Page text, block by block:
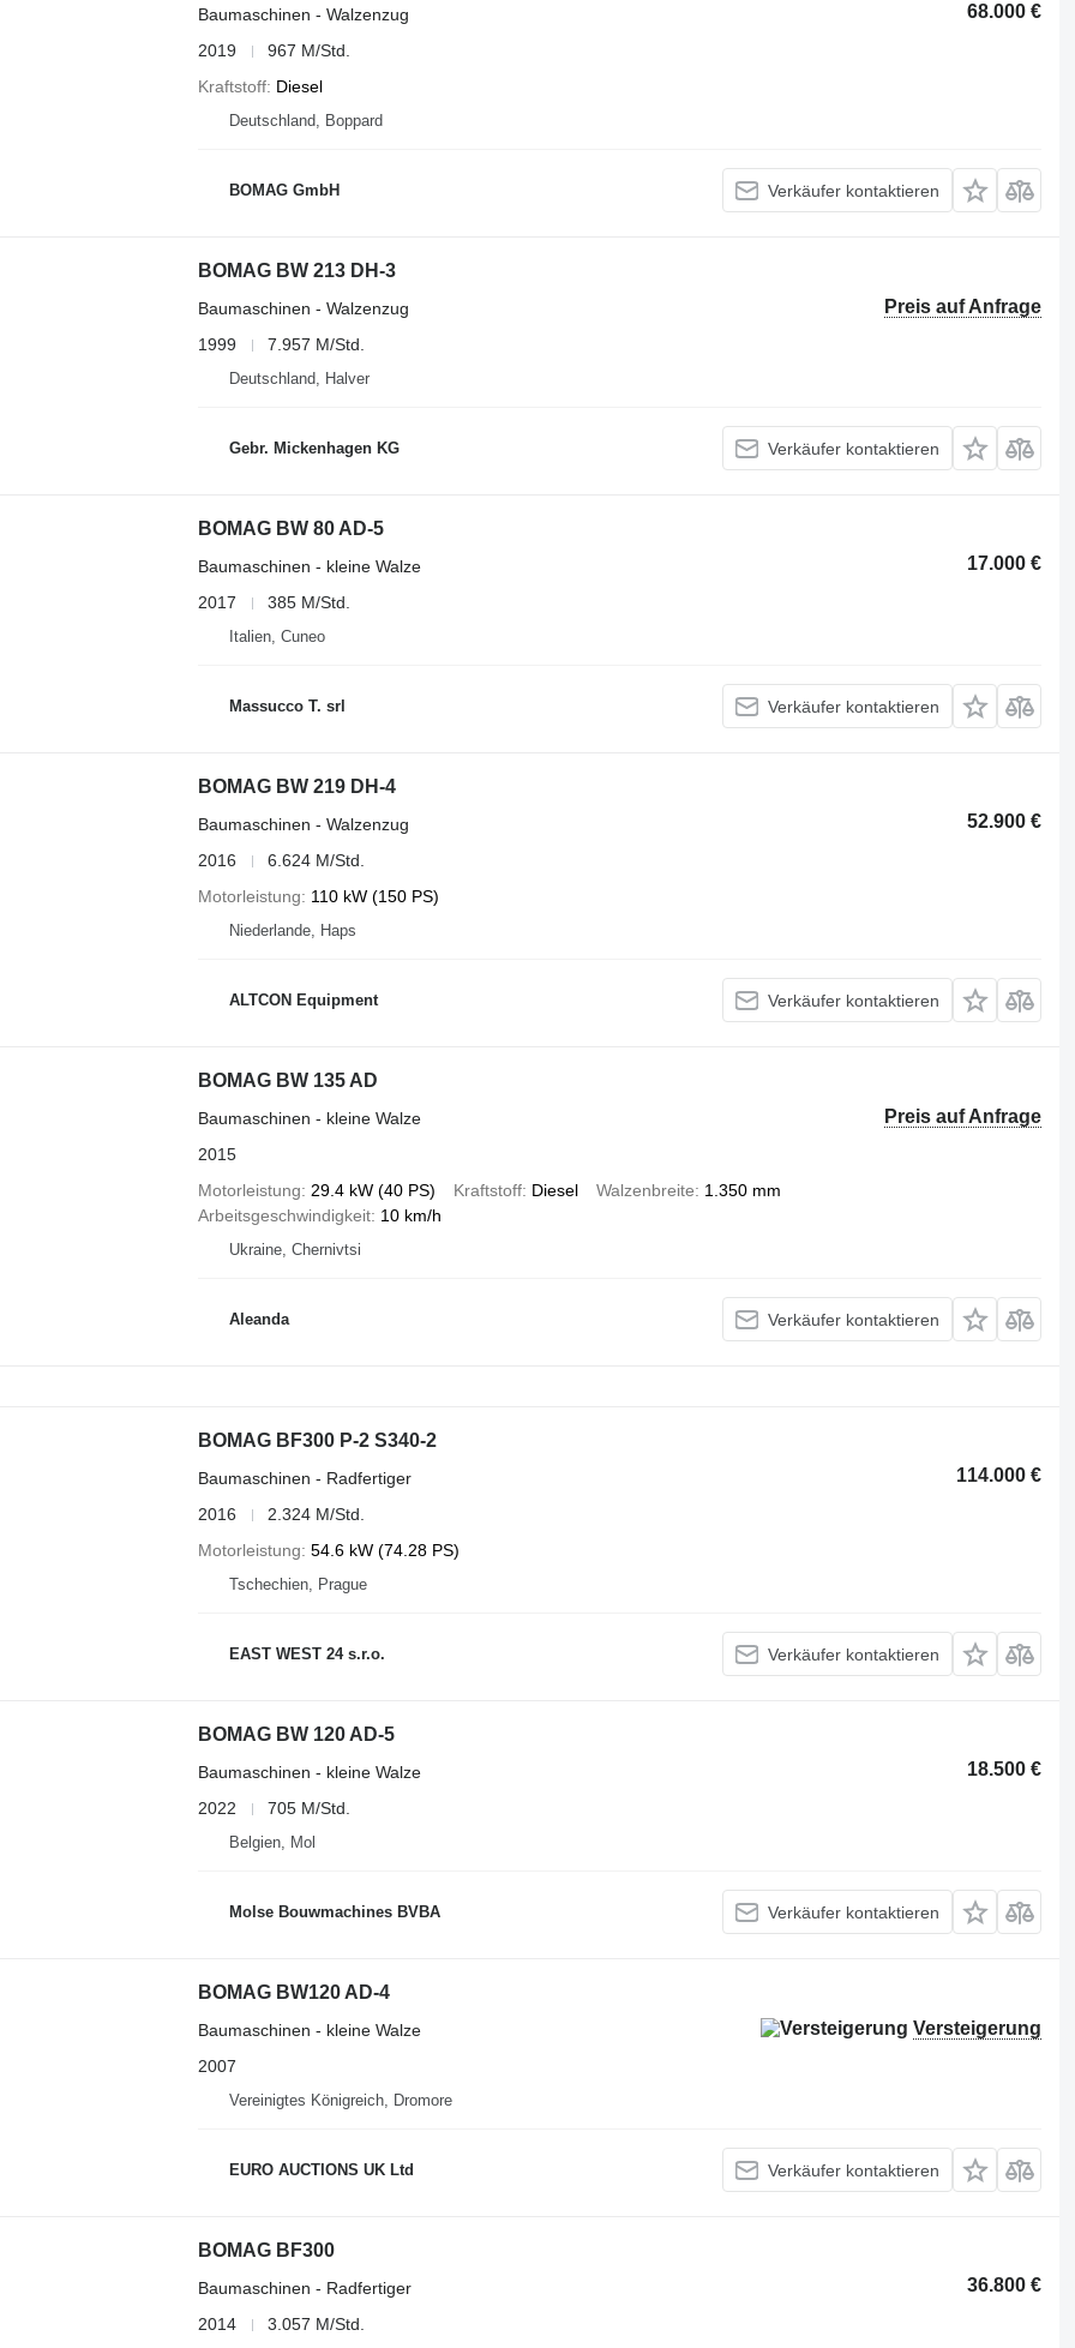
68.000 €
Baumaschinen - Walzenzug
2019
967 M/Std.
Kraftstoff Diesel
Deutschland, Boppard
BOMAG GmbH Verkäufer kontaktieren
BOMAG BW 213 DH-3
Preis auf Anfrage
Baumaschinen - Walzenzug
1999
7.957 M/Std.
Deutschland, Halver
Gebr. Mickenhagen KG Verkäufer kontaktieren
BOMAG BW 80 AD-5
17.000 €
Baumaschinen - kleine Walze
2017
385 M/Std.
Italien, Cuneo
Massucco T. srl Verkäufer kontaktieren
BOMAG BW 219 DH-4
52.900 €
Baumaschinen - Walzenzug
2016
6.624 M/Std.
Motorleistung
110 kW (150 PS)
Niederlande, Haps
ALTCON Equipment Verkäufer kontaktieren
BOMAG BW 135 AD
Preis auf Anfrage
Baumaschinen - kleine Walze
2015
Motorleistung 29.4 kW (40 PS) Kraftstoff Diesel Walzenbreite
1.350 mm
Arbeitsgeschwindigkeit 10 km/h
Ukraine, Chernivtsi
Aleanda Verkäufer kontaktieren
BOMAG BF300 P-2 S340-2
114.000 €
Baumaschinen - Radfertiger
2016
2.324 M/Std.
Motorleistung 54.6 kW (74.28 PS)
Tschechien, Prague
EAST WEST 24 s.r.o. Verkäufer kontaktieren
BOMAG BW 120 AD-5
18.500 €
Baumaschinen - kleine Walze
2022
705 M/Std.
Belgien, Mol
Molse Bouwmachines BVBA Verkäufer kontaktieren
BOMAG BW120 AD-4
Versteigerung
Baumaschinen - kleine Walze
2007
Vereinigtes Königreich, Dromore
EURO AUCTIONS UK Ltd Verkäufer kontaktieren
BOMAG BF300
36.800 €
Baumaschinen - Radfertiger
2014
3.057 M/Std.